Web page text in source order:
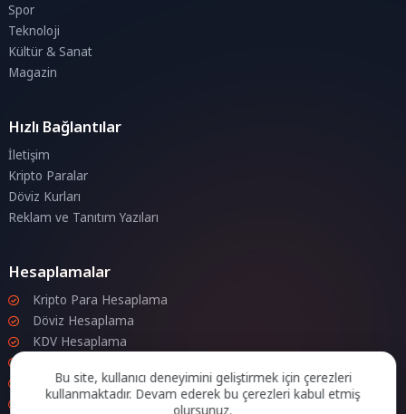
Spor
Teknoloji
Kültür & Sanat
Magazin
Hızlı Bağlantılar
İletişim
Kripto Paralar
Döviz Kurları
Reklam ve Tanıtım Yazıları
Hesaplamalar
Kripto Para Hesaplama
Döviz Hesaplama
KDV Hesaplama
Zam Hesaplama
Bileşik Hesaplama
Bu site, kullanıcı deneyimini geliştirmek için çerezleri
kullanmaktadır. Devam ederek bu çerezleri kabul etmiş
olursunuz.